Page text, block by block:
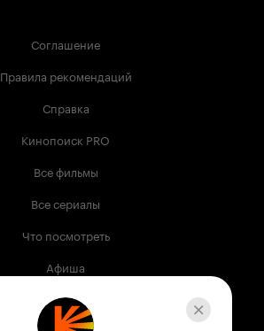
Соглашение
Правила рекомендаций
Справка
Кинопоиск PRO
Все фильмы
Все сериалы
Что посмотреть
Афиша
Музыка